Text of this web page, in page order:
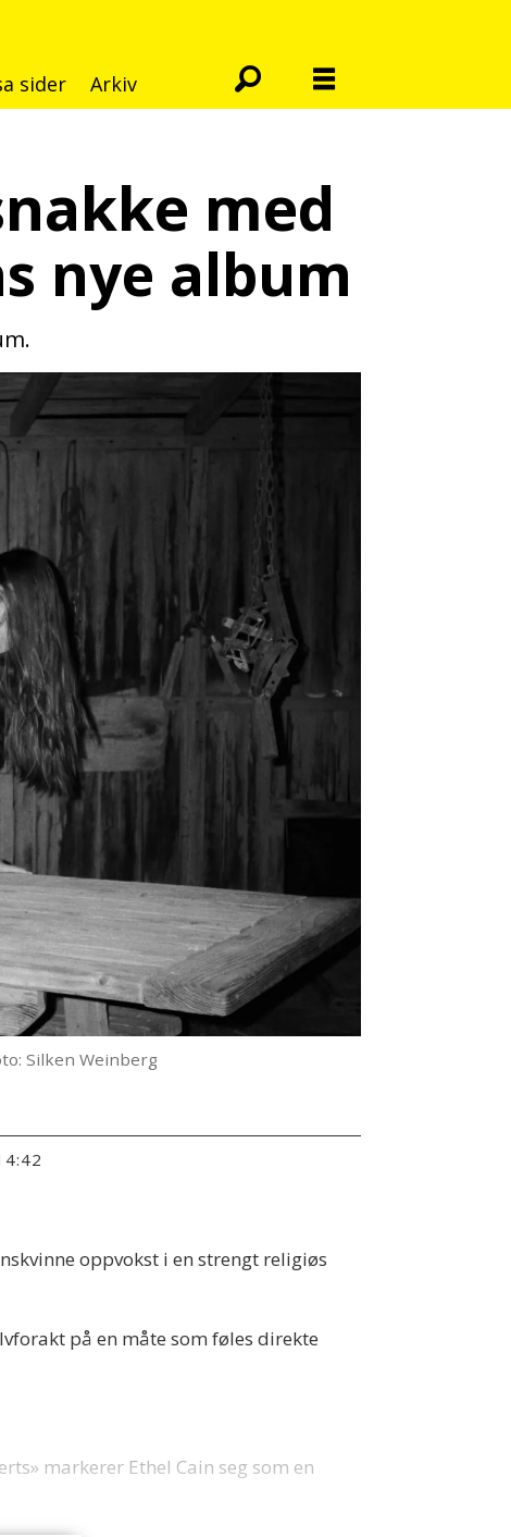
sider Arkiv
med
nye album
Silken Weinberg
oppvokst i en strengt religiøs
på en måte som føles direkte
markerer Ethel Cain seg som en